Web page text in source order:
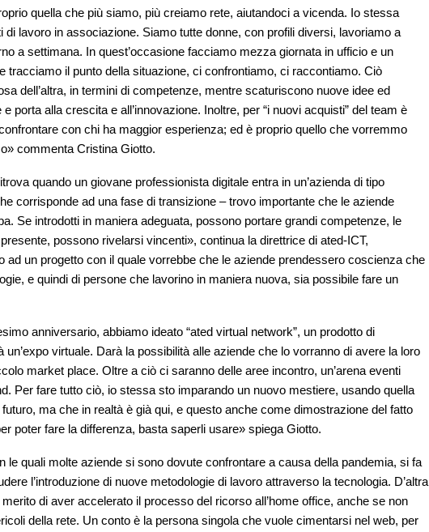
quella che più siamo, più creiamo rete, aiutandoci a vicenda. Io stessa
di lavoro in associazione. Siamo tutte donne, con profili diversi, lavoriamo a
a settimana. In quest’occasione facciamo mezza giornata in ufficio e un
tracciamo il punto della situazione, ci confrontiamo, ci raccontiamo. Ciò
dell’altra, in termini di competenze, mentre scaturiscono nuove idee ed
porta alla crescita e all’innovazione. Inoltre, per “i nuovi acquisti” del team è
con chi ha maggior esperienza; ed è proprio quello che vorremmo
commenta Cristina Giotto.
quando un giovane professionista digitale entra in un’azienda di tipo
corrisponde ad una fase di transizione – trovo importante che le aziende
Se introdotti in maniera adeguata, possono portare grandi competenze, le
possono rivelarsi vincenti», continua la direttrice di ated-ICT,
ad un progetto con il quale vorrebbe che le aziende prendessero coscienza che
e quindi di persone che lavorino in maniera nuova, sia possibile fare un
anniversario, abbiamo ideato “ated virtual network”, un prodotto di
virtuale. Darà la possibilità alle aziende che lo vorranno di avere la loro
market place. Oltre a ciò ci saranno delle aree incontro, un’arena eventi
Per fare tutto ciò, io stessa sto imparando un nuovo mestiere, usando quella
ma che in realtà è già qui, e questo anche come dimostrazione del fatto
poter fare la differenza, basta saperli usare» spiega Giotto.
le quali molte aziende si sono dovute confrontare a causa della pandemia, si fa
l’introduzione di nuove metodologie di lavoro attraverso la tecnologia. D’altra
di aver accelerato il processo del ricorso all’home office, anche se non
della rete. Un conto è la persona singola che vuole cimentarsi nel web, per